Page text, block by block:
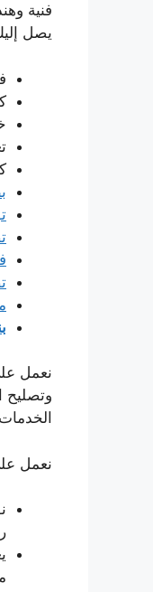
فنية
يصل إليك في
نعمل
وتصليح
نعمل